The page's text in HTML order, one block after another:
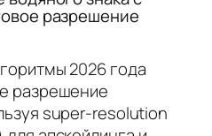
разрешение
2026 года
разрешение
super-resolution